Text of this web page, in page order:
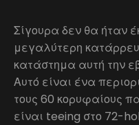
Σίγουρα δεν θα ήταν
μεγαλύτερη
κατάστημα αυτή την
Αυτό είναι ένα
τους 60 κορυφαίους
είναι teeing στο 72-